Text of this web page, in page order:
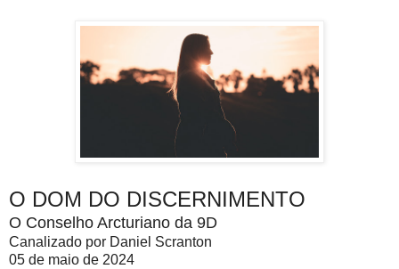
O DOM DO DISCERNIMENTO
O Conselho Arcturiano da 9D
Canalizado por Daniel Scranton
05 de maio de 2024